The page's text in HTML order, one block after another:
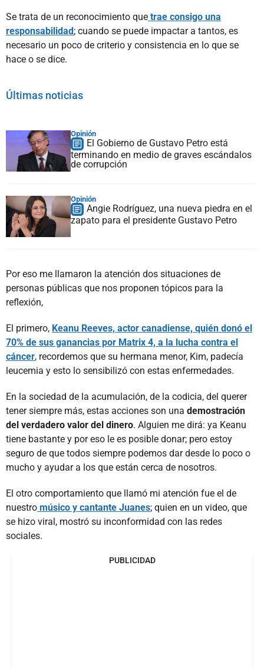
Se trata de un reconocimiento que trae consigo una
responsabilidad; cuando se puede impactar a tantos, es
necesario un poco de criterio y consistencia en lo que se
hace o se dice.
Últimas noticias
Opinión
El Gobierno de Gustavo Petro está
terminando en medio de graves escándalos
de corrupción
Opinión
Angie Rodríguez, una nueva piedra en el
zapato para el presidente Gustavo Petro
Por eso me llamaron la atención dos situaciones de
personas públicas que nos proponen tópicos para la
reflexión,
El primero, Keanu Reeves, actor canadiense, quién donó el
70% de sus ganancias por Matrix 4, a la lucha contra el
cáncer, recordemos que su hermana menor, Kim, padecía
leucemia y esto lo sensibilizó con estas enfermedades.
En la sociedad de la acumulación, de la codicia, del querer
tener siempre más, estas acciones son una demostración
del verdadero valor del dinero. Alguien me dirá: ya Keanu
tiene bastante y por eso le es posible donar; pero estoy
seguro de que todos siempre podemos dar desde lo poco o
mucho y ayudar a los que están cerca de nosotros.
El otro comportamiento que llamó mi atención fue el de
nuestro músico y cantante Juanes; quien en un video, que
se hizo viral, mostró su inconformidad con las redes
sociales.
PUBLICIDAD